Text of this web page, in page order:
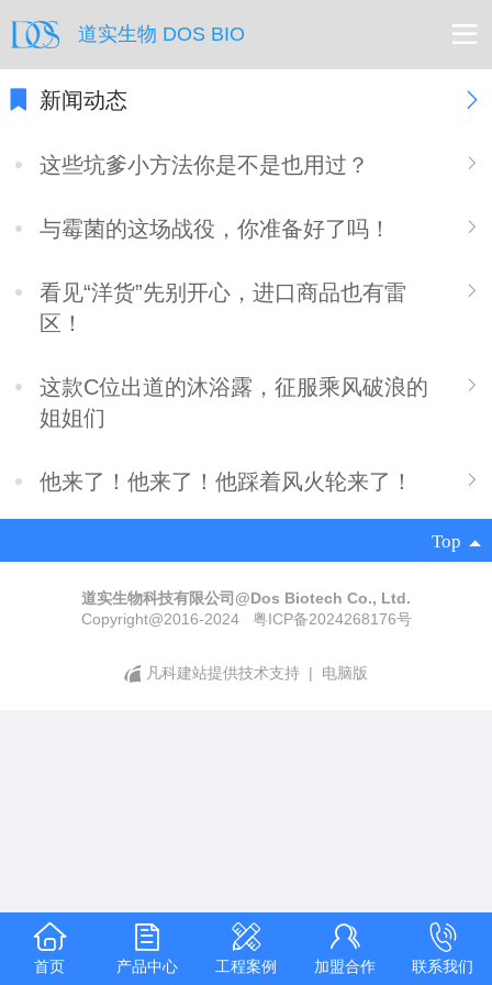
道实生物 DOS BIO
新闻动态
这些坑爹小方法你是不是也用过？
与霉菌的这场战役，你准备好了吗！
看见“洋货”先别开心，进口商品也有雷
区！
这款C位出道的沐浴露，征服乘风破浪的
姐姐们
他来了！他来了！他踩着风火轮来了！
Top
道实生物科技有限公司@Dos Biotech Co., Ltd.
Copyright@2016-2024 粤ICP备2024268176号
凡科建站提供技术支持 | 电脑版
首页 产品中心 工程案例 加盟合作 联系我们